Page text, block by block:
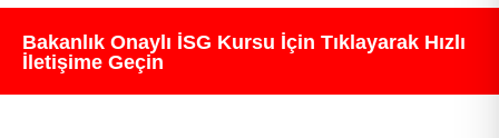
Bakanlık Onaylı İSG Kursu İçin Tıklayarak Hızlı
İletişime Geçin